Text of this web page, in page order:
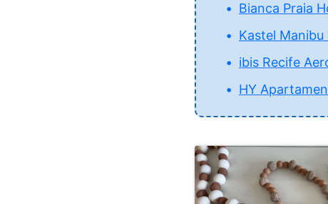
Bianca Praia
Kastel
ibis Recife
HY